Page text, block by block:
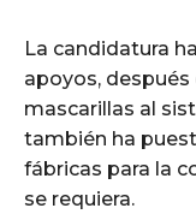
La candidatura
apoyos,
mascarillas al
también ha
fábricas para la
se requiera.